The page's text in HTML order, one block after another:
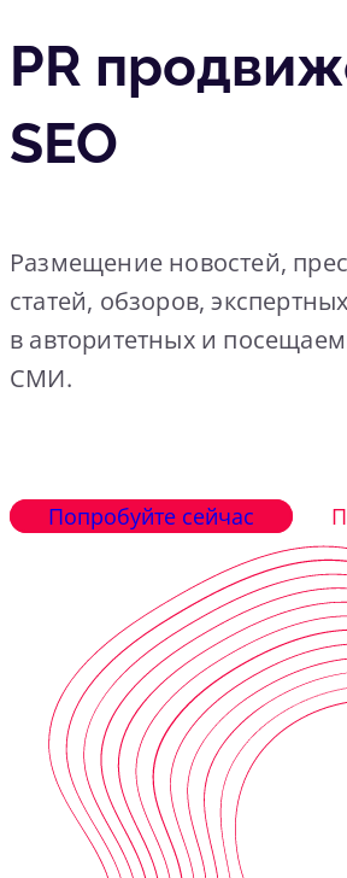
PR
SEO
Размещение новостей,
статей, обзоров,
в авторитетных и
СМИ.
Попробуйте сейчас